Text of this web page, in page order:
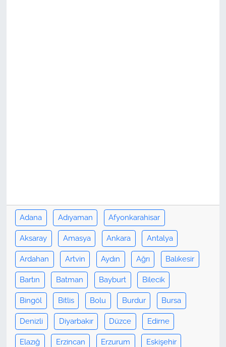
Adana Adıyaman Afyonkarahisar
Aksaray Amasya Ankara Antalya
Ardahan Artvin Aydın Ağrı Balıkesir
Bartın Batman Bayburt Bilecik
Bingöl Bitlis Bolu Burdur Bursa
Denizli Diyarbakır Düzce Edirne
Elazığ Erzincan Erzurum Eskişehir